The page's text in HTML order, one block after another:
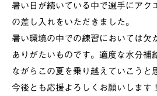
暑い日が続いている中で選手にアク
の差し入れをいただきました。
暑い環境の中での練習においては欠
ありがたいものです。適度な水分補
ながらこの夏を乗り越えていこうと
今後とも応援よろしくお願いします！